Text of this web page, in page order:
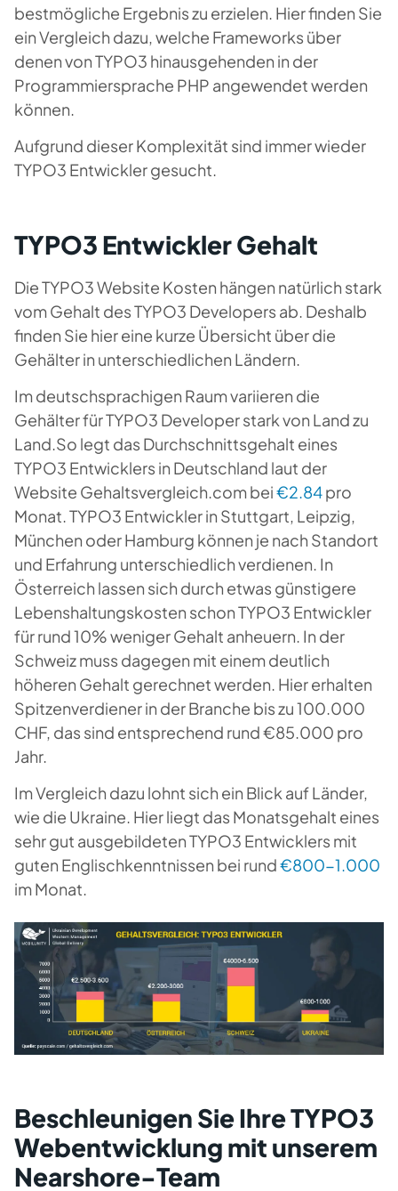
bestmögliche Ergebnis zu erzielen. Hier finden Sie
ein Vergleich dazu, welche Frameworks über
denen von TYPO3 hinausgehenden in der
Programmiersprache PHP angewendet werden
können.
Aufgrund dieser Komplexität sind immer wieder
TYPO3 Entwickler gesucht.
TYPO3 Entwickler Gehalt
Die TYPO3 Website Kosten hängen natürlich stark
vom Gehalt des TYPO3 Developers ab. Deshalb
finden Sie hier eine kurze Übersicht über die
Gehälter in unterschiedlichen Ländern.
Im deutschsprachigen Raum variieren die
Gehälter für TYPO3 Developer stark von Land zu
Land.So legt das Durchschnittsgehalt eines
TYPO3 Entwicklers in Deutschland laut der
Website Gehaltsvergleich.com bei€2.84pro
Monat. TYPO3 Entwickler in Stuttgart, Leipzig,
München oder Hamburg können je nach Standort
und Erfahrung unterschiedlich verdienen. In
Österreich lassen sich durch etwas günstigere
Lebenshaltungskosten schon TYPO3 Entwickler
für rund 10% weniger Gehalt anheuern. In der
Schweiz muss dagegen mit einem deutlich
höheren Gehalt gerechnet werden. Hier erhalten
Spitzenverdiener in der Branche bis zu 100.000
CHF, das sind entsprechend rund €85.000 pro
Jahr.
Im Vergleich dazu lohnt sich ein Blick auf Länder,
wie die Ukraine. Hier liegt das Monatsgehalt eines
sehr gut ausgebildeten TYPO3 Entwicklers mit
guten Englischkenntnissen bei rund€800-1.000
im Monat.
Beschleunigen Sie Ihre TYPO3
Webentwicklung mit unserem
Nearshore-Team